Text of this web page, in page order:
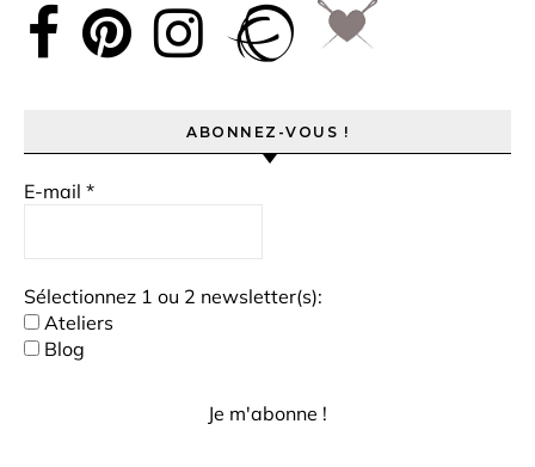
ABONNEZ-VOUS !
E-mail *
Sélectionnez 1 ou 2 newsletter(s):
Ateliers
Blog